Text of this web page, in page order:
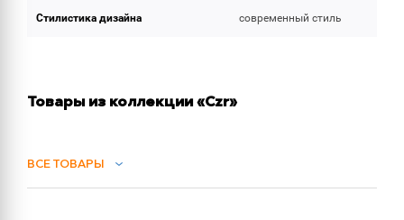
Стилистика дизайна современный стиль
Товары из коллекции «Czr»
ВСЕ ТОВАРЫ